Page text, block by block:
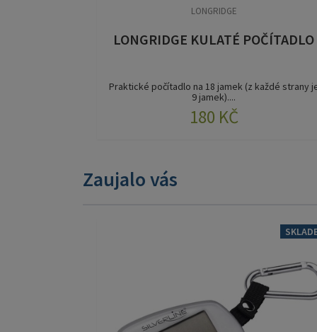
LONGRIDGE
LONGRIDGE KULATÉ POČÍTADLO
Praktické počítadlo na 18 jamek (z každé strany
9 jamek)....
180 KČ
Zaujalo vás